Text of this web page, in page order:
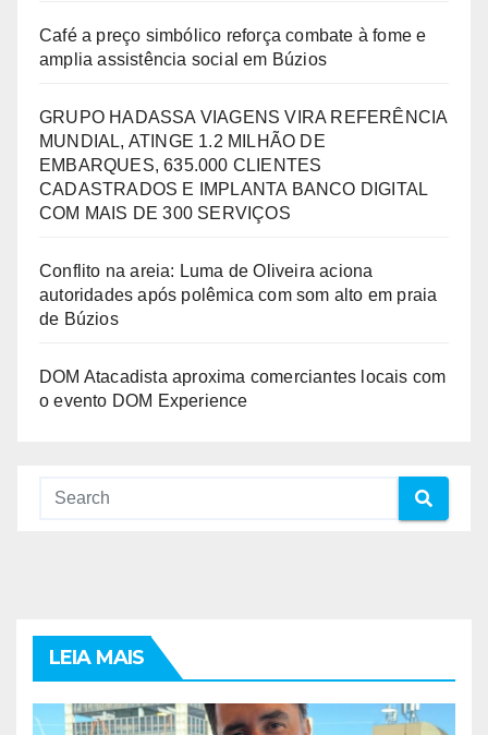
Café a preço simbólico reforça combate à fome e
amplia assistência social em Búzios
GRUPO HADASSA VIAGENS VIRA REFERÊNCIA
MUNDIAL, ATINGE 1.2 MILHÃO DE
EMBARQUES, 635.000 CLIENTES
CADASTRADOS E IMPLANTA BANCO DIGITAL
COM MAIS DE 300 SERVIÇOS
Conflito na areia: Luma de Oliveira aciona
autoridades após polêmica com som alto em praia
de Búzios
DOM Atacadista aproxima comerciantes locais com
o evento DOM Experience
LEIA MAIS